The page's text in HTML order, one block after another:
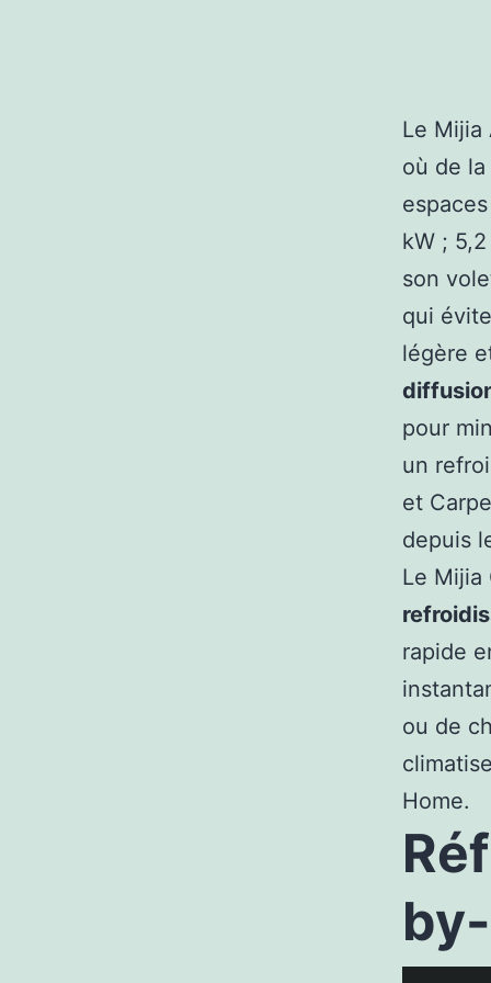
Le Mijia
où de
kW ;
son
qui
légère
pour
un
et
depuis
Le Mijia
rapide
ou de
Home.